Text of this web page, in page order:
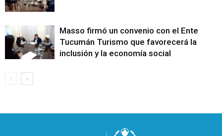
Masso firmó un convenio con el Ente
Tucumán Turismo que favorecerá la
inclusión y la economía social